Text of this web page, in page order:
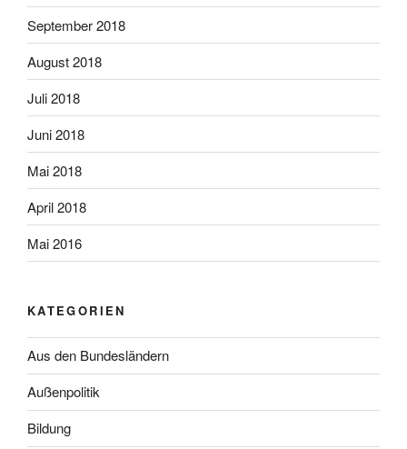
September 2018
August 2018
Juli 2018
Juni 2018
Mai 2018
April 2018
Mai 2016
KATEGORIEN
Aus den Bundesländern
Außenpolitik
Bildung